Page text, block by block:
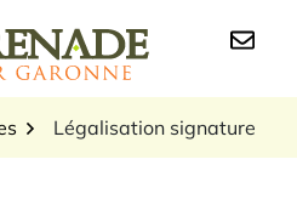
Logo Grenade sur
Légalisation signature